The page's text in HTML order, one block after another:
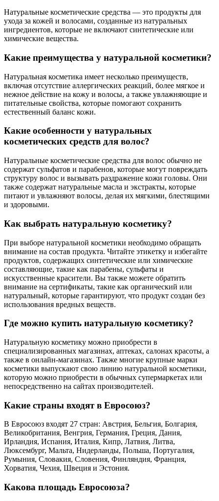
Натуральные косметические средства — это продукты для
ухода за кожей и волосами, созданные из натуральных
ингредиентов, которые не включают синтетические или
химические вещества.
Какие преимущества у натуральной косметики?
Натуральная косметика имеет несколько преимуществ,
включая отсутствие аллергических реакций, более мягкое и
нежное действие на кожу и волосы, а также увлажняющие и
питательные свойства, которые помогают сохранить
естественный баланс кожи.
Какие особенности у натуральных
косметических средств для волос?
Натуральные косметические средства для волос обычно не
содержат сульфатов и парабенов, которые могут повреждать
структуру волос и вызывать раздражение кожи головы. Они
также содержат натуральные масла и экстракты, которые
питают и увлажняют волосы, делая их мягкими, блестящими
и здоровыми.
Как выбрать натуральную косметику?
При выборе натуральной косметики необходимо обращать
внимание на состав продукта. Читайте этикетку и избегайте
продуктов, содержащих синтетические или химические
составляющие, такие как парабены, сульфаты и
искусственные красители. Вы также можете обратить
внимание на сертификаты, такие как органический или
натуральный, которые гарантируют, что продукт создан без
использования вредных веществ.
Где можно купить натуральную косметику?
Натуральную косметику можно приобрести в
специализированных магазинах, аптеках, салонах красоты, а
также в онлайн-магазинах. Также многие крупные марки
косметики выпускают свою линию натуральной косметики,
которую можно приобрести в обычных супермаркетах или
непосредственно на сайтах производителей.
Какие страны входят в Евросоюз?
В Евросоюз входят 27 стран: Австрия, Бельгия, Болгария,
Великобритания, Венгрия, Германия, Греция, Дания,
Ирландия, Испания, Италия, Кипр, Латвия, Литва,
Люксембург, Мальта, Нидерланды, Польша, Португалия,
Румыния, Словакия, Словения, Финляндия, Франция,
Хорватия, Чехия, Швеция и Эстония.
Какова площадь Евросоюза?